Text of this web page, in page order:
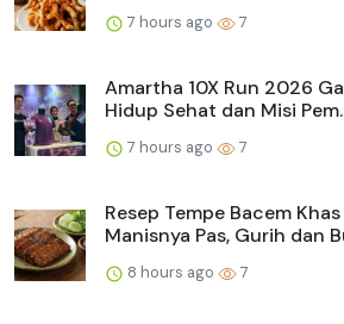
7 hours ago 7
Amartha 10X Run 2026
Hidup Sehat dan Misi
7 hours ago 7
Resep Tempe Bacem
Manisnya Pas, Gurih dan
8 hours ago 7